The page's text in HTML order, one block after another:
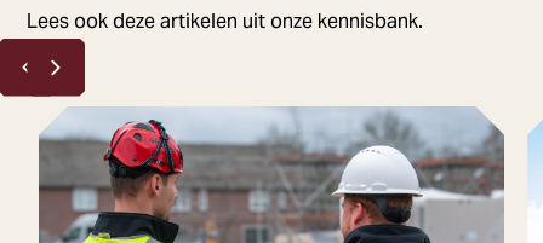
Lees ook deze artikelen uit onze kennisbank.